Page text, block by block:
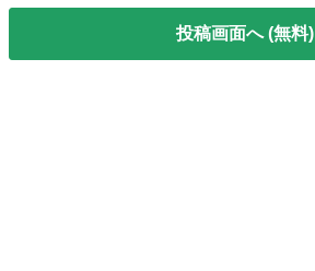
投稿画面へ (無料)